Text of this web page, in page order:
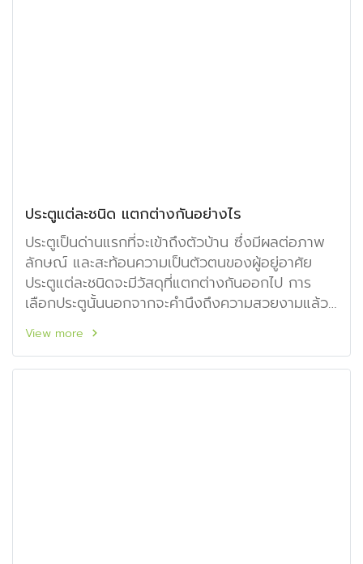
ประตูแต่ละชนิด แตกต่างกันอย่างไร
ประตูเป็นด่านแรกที่จะเข้าถึงตัวบ้าน ซึ่งมีผลต่อภาพ
ลักษณ์ และสะท้อนความเป็นตัวตนของผู้อยู่อาศัย
ประตูแต่ละชนิดจะมีวัสดุที่แตกต่างกันออกไป การ
เลือกประตูนั้นนอกจากจะคำนึงถึงความสวยงามแล้ว
ยังต้องคำนึงถึงความแข็งแรง ทนทานทุกสภาพ
อากาศ อีกด้วย สำหรับประตูของ Siamplastwood
นั้นจะมีวัสดุแบบใดบ้าง วันนี้เราจะพาทุกท่านไป
View more